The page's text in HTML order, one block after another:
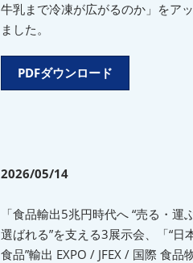
牛乳まで冷凍が広がるのか」をア
ました。
PDFダウンロード
2026/05/14
「食品輸出5兆円時代へ “売る・運
選ばれる”を支える3展示会、「“日
食品”輸出 EXPO / JFEX / 国際 食品